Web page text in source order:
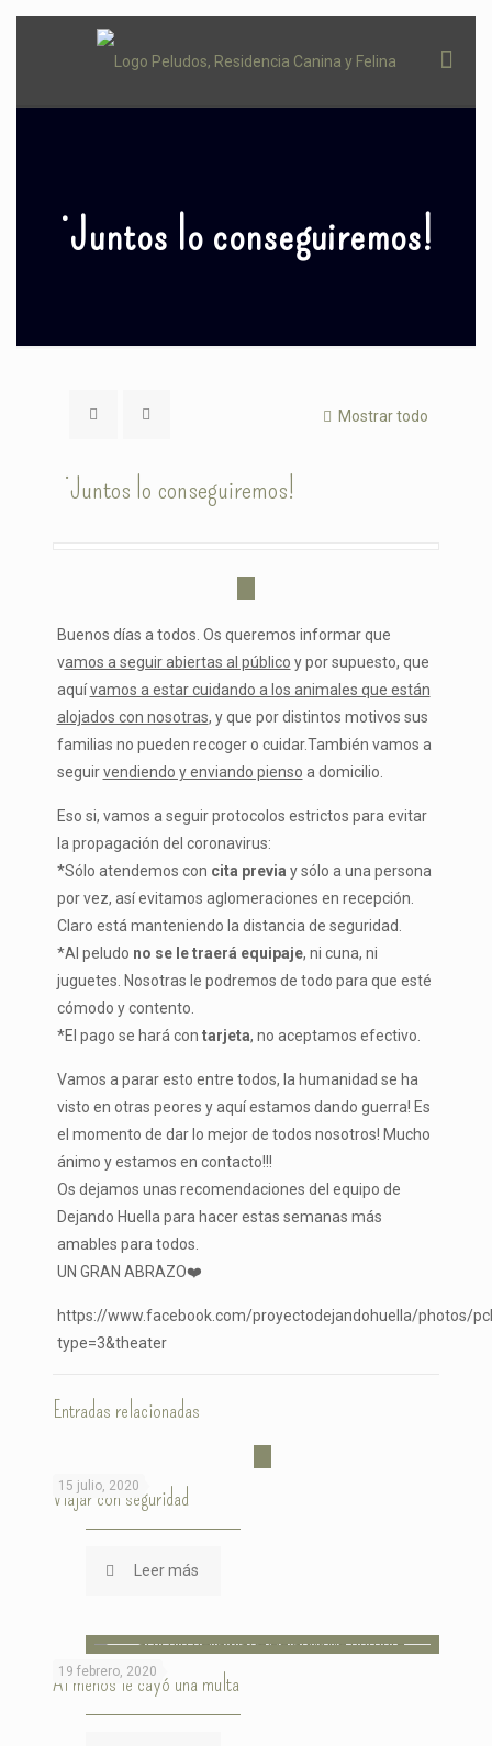
¡Juntos lo conseguiremos!
Mostrar todo
¡Juntos lo conseguiremos!
Buenos días a todos. Os queremos informar que
vamos a seguir abiertas al público y por supuesto, que
aquívamos a estar cuidando a los animales que están
alojados con nosotras, y que por distintos motivos sus
familias no pueden recoger o cuidar.También vamos a
seguirvendiendo y enviando pienso a domicilio.
Eso si, vamos a seguir protocolos estrictos para evitar
la propagación del coronavirus:
*Sólo atendemos con cita previa y sólo a una persona
por vez, así evitamos aglomeraciones en recepción.
Claro está manteniendo la distancia de seguridad.
*Al peludo no se le traerá equipaje, ni cuna, ni
juguetes. Nosotras le podremos de todo para que esté
cómodo y contento.
*El pago se hará con tarjeta, no aceptamos efectivo.
Vamos a parar esto entre todos, la humanidad se ha
visto en otras peores y aquí estamos dando guerra! Es
el momento de dar lo mejor de todos nosotros! Mucho
ánimo y estamos en contacto!!!
Os dejamos unas recomendaciones del equipo de
Dejando Huella para hacer estas semanas más
amables para todos.
UN GRAN ABRAZO❤️
https://www.facebook.com/proyectodejandohuella/photos/
type=3&theater
Entradas relacionadas
15 julio, 2020
Viajar con seguridad
Leer más
19 febrero, 2020
Al menos le cayó una multa